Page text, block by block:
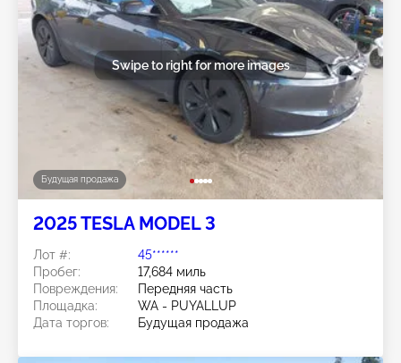
Будущая продажа
Swipe to right for more images
2025 TESLA MODEL 3
Лот #:
45******
Пробег:
17,684 миль
Повреждения:
Передняя часть
Площадка:
WA - PUYALLUP
Дата торгов:
Будущая продажа